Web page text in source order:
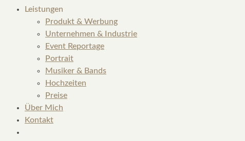
Leistungen
Produkt & Werbung
Unternehmen & Industrie
Event Reportage
Portrait
Musiker & Bands
Hochzeiten
Preise
Über Mich
Kontakt